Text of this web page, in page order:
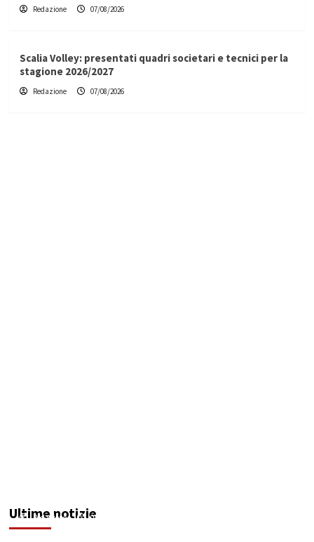
Redazione 07/08/2026
Scalia Volley: presentati quadri societari e tecnici per la
stagione 2026/2027
Redazione 07/08/2026
Ultime notizie
Redazione 07/08/2026